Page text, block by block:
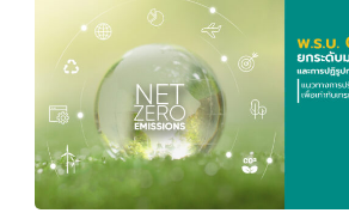
Search
for: Search